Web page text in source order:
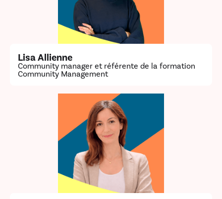
Lisa Allienne
Community manager et référente de la formation
Community Management